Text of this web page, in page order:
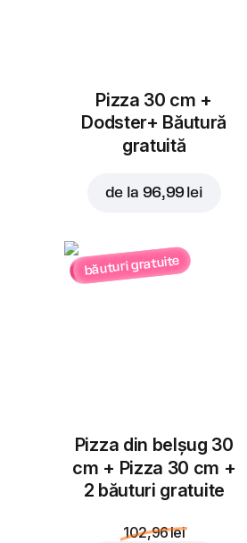
Pizza 30 cm +
Dodster+ Băutură
gratuită
de la 96,99 lei
băuturi gratuite
Pizza din belșug 30
cm + Pizza 30 cm +
2 băuturi gratuite
102,96 lei